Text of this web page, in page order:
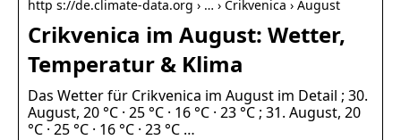
http s://de.climate-data.org › … › Crikvenica › August
Crikvenica im August: Wetter,
Temperatur & Klima
Das Wetter für Crikvenica im August im Detail ; 30.
August, 20 °C · 25 °C · 16 °C · 23 °C ; 31. August, 20
°C · 25 °C · 16 °C · 23 °C …